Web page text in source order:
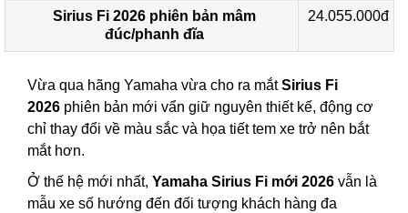
Sirius Fi 2026 phiên bản mâm
đúc/phanh đĩa
24.055.000đ
Vừa qua hãng Yamaha vừa cho ra mắtSirius Fi
2026 phiên bản mới vẩn giữ nguyên thiết kế, động cơ
chỉ thay đổi về màu sắc và họa tiết tem xe trở nên bắt
mắt hơn.
Ở thế hệ mới nhất, Yamaha Sirius Fi mới 2026 vẫn là
mẫu xe số hướng đến đối tượng khách hàng đa